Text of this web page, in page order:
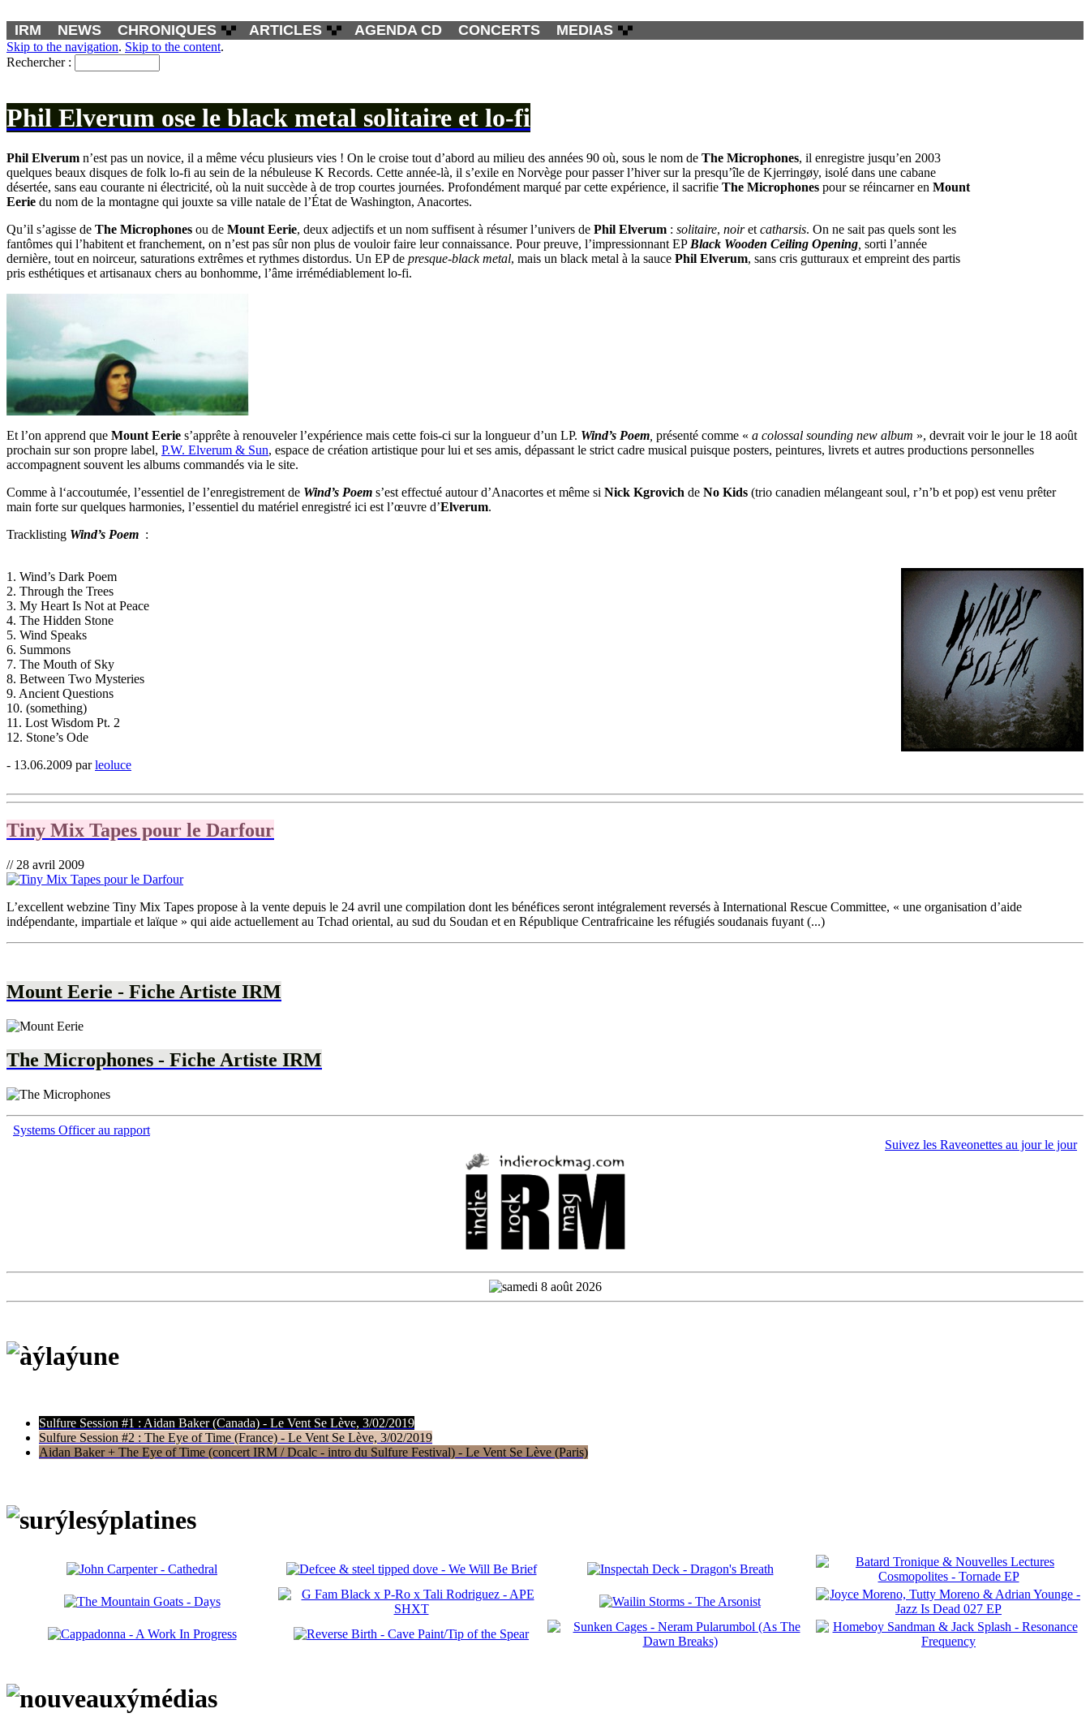
IRM NEWS CHRONIQUES ARTICLES AGENDA CD CONCERTS MEDIAS
Skip to the navigation. Skip to the content.
Rechercher :
Phil Elverum ose le black metal solitaire et lo-fi
Phil Elverum n’est pas un novice, il a même vécu plusieurs vies ! On le croise tout d’abord au milieu des années 90 où, sous le nom de The Microphones, il enregistre jusqu’en 2003
quelques beaux disques de folk lo-fi au sein de la nébuleuse K Records. Cette année-là, il s’exile en Norvège pour passer l’hiver sur la presqu’île de Kjerringøy, isolé dans une cabane
désertée, sans eau courante ni électricité, où la nuit succède à de trop courtes journées. Profondément marqué par cette expérience, il sacrifie The Microphones pour se réincarner en Mount
Eerie du nom de la montagne qui jouxte sa ville natale de l’État de Washington, Anacortes.
Qu’il s’agisse de The Microphones ou de Mount Eerie, deux adjectifs et un nom suffisent à résumer l’univers de Phil Elverum : solitaire, noiret catharsis. On ne sait pas quels sont les
fantômes qui l’habitent et franchement, on n’est pas sûr non plus de vouloir faire leur connaissance. Pour preuve, l’impressionnant EP Black Wooden Ceiling Opening sorti l’année
dernière, tout en noirceur, saturations extrêmes et rythmes distordus. Un EP de presque-black metal, mais un black metal à la sauce Phil Elverum, sans cris gutturaux et empreint des partis
pris esthétiques et artisanaux chers au bonhomme, l’âme irrémédiablement lo-fi.
Et l’on apprend que Mount Eerie s’apprête à renouveler l’expérience mais cette fois-ci sur la longueur d’un LP. Wind’s Poem présenté comme « a colossal sounding new album », devrait voir le jour le 18 août
prochain sur son propre label, P.W. Elverum & Sun, espace de création artistique pour lui et ses amis, dépassant le strict cadre musical puisque posters, peintures, livrets et autres productions personnelles
accompagnent souvent les albums commandés via le site.
Comme à l‘accoutumée, l’essentiel de l’enregistrement de Wind’s Poem s’est effectué autour d’Anacortes et même si Nick Kgrovich de No Kids (trio canadien mélangeant soul, r’n’b et pop) est venu prêter
main forte sur quelques harmonies, l’essentiel du matériel enregistré ici est l’œuvre d’Elverum.
Tracklisting Wind’s Poem :
1. Wind’s Dark Poem
2. Through the Trees
3. My Heart Is Not at Peace
4. The Hidden Stone
5. Wind Speaks
6. Summons
7. The Mouth of Sky
8. Between Two Mysteries
9. Ancient Questions
10. (something)
11. Lost Wisdom Pt. 2
12. Stone’s Ode
- 13.06.2009 parleoluce
Tiny Mix Tapes pour le Darfour
// 28 avril 2009
L’excellent webzine Tiny Mix Tapes propose à la vente depuis le 24 avril une compilation dont les bénéfices seront intégralement reversés à International Rescue Committee, « une organisation d’aide
indépendante, impartiale et laïque » qui aide actuellement au Tchad oriental, au sud du Soudan et en République Centrafricaine les réfugiés soudanais fuyant (...)
Mount Eerie - Fiche Artiste IRM
The Microphones - Fiche Artiste IRM
Systems Officer au rapport
Suivez les Raveonettes au jour le jour
Sulfure Session #1 : Aidan Baker (Canada) - Le Vent Se Lève, 3/02/2019
Sulfure Session #2 : The Eye of Time (France) - Le Vent Se Lève, 3/02/2019
Aidan Baker + The Eye of Time (concert IRM / Dcalc - intro du Sulfure Festival) - Le Vent Se Lève (Paris)